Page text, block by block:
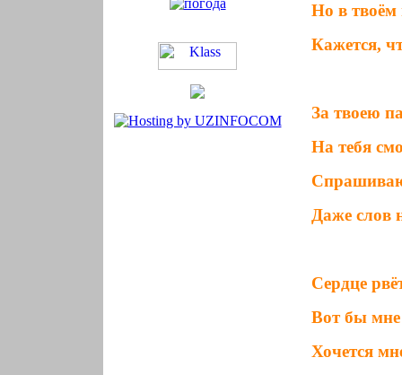
Но в твоём
Кажется,
За твоею
На тебя
Даже слов
Сердце
Вот бы мне
Хочется